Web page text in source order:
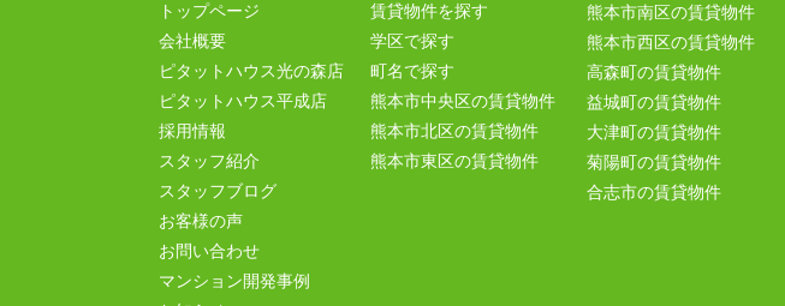
トップページ
会社概要
ピタットハウス光の森店
ピタットハウス平成店
採用情報
スタッフ紹介
スタッフブログ
お客様の声
お問い合わせ
マンション開発事例
賃貸物件を探す
学区で探す
町名で探す
熊本市中央区の賃貸物件
熊本市北区の賃貸物件
熊本市東区の賃貸物件
熊本市南区の賃貸物件
熊本市西区の賃貸物件
高森町の賃貸物件
益城町の賃貸物件
大津町の賃貸物件
菊陽町の賃貸物件
合志市の賃貸物件